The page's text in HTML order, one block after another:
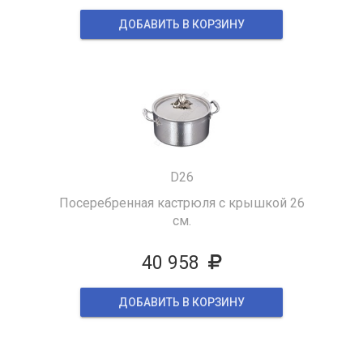
ДОБАВИТЬ В КОРЗИНУ
D26
Посеребренная кастрюля с крышкой 26
см.
40 958
ДОБАВИТЬ В КОРЗИНУ